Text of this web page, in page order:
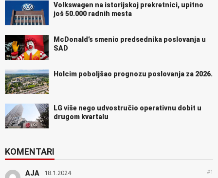
Volkswagen na istorijskoj prekretnici, upitno
još 50.000 radnih mesta
McDonald’s smenio predsednika poslovanja u
SAD
Holcim poboljšao prognozu poslovanja za 2026.
LG više nego udvostručio operativnu dobit u
drugom kvartalu
KOMENTARI
AJA 18.1.2024 #1